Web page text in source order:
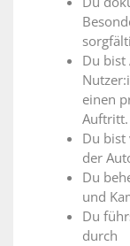
Du
einen
Auftritt.
Du
der
Du
und
Du
durch